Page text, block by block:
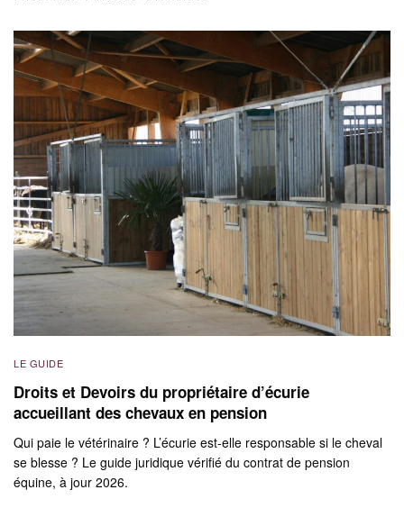
LE GUIDE
Droits et Devoirs du propriétaire d’écurie
accueillant des chevaux en pension
Qui paie le vétérinaire ? L’écurie est-elle responsable si le cheval
se blesse ? Le guide juridique vérifié du contrat de pension
équine, à jour 2026.